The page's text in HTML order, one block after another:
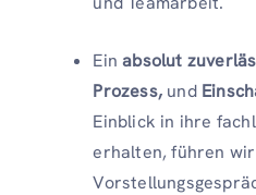
Einabsolut
Prozess, und
Einblick in ihre
erhalten, führen